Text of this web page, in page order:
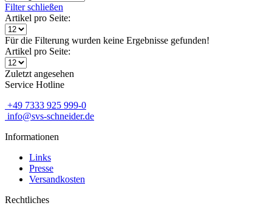
Filter schließen
Artikel pro Seite:
Für die Filterung wurden keine Ergebnisse gefunden!
Artikel pro Seite:
Zuletzt angesehen
Service Hotline
+49 7333 925 999-0
info@svs-schneider.de
Informationen
Links
Presse
Versandkosten
Rechtliches